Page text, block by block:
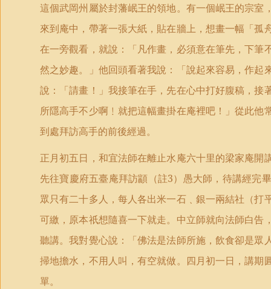
這個武岡州屬於封藩岷王的領地。有一個岷王的宗
來到庵中，帶著一張大紙，貼在牆上，想畫一幅「
在一旁觀看，就說：「凡作畫，必須意在筆先，下
然之妙趣。」他回頭看著我說：「說起來容易，作
說：「請畫！」我接筆在手，先在心中打好腹稿，
所隱高手不少啊﹗就把這幅畫掛在庵裡吧！」從此
到處拜訪高手的前後經過。
正月初五日，和宜法師在離止水庵六十里的梁家庵
先往寶慶府五臺庵拜訪顓（註3）愚大師，待講經完
眾只有二十多人，每人各出米一石﹑銀一兩結社（
可繳，原本祇想隨喜一下就走。中立師就向法師白
聽講。我對覺心說：「佛法是法師所施，飲食卻是
掃地擔水，不用人叫，有空就做。四月初一日，講
單。